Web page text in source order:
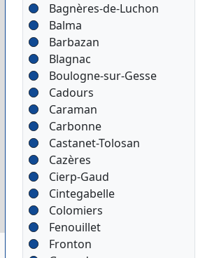
Bagnères-de-Luchon
Balma
Barbazan
Blagnac
Boulogne-sur-Gesse
Cadours
Caraman
Carbonne
Castanet-Tolosan
Cazères
Cierp-Gaud
Cintegabelle
Colomiers
Fenouillet
Fronton